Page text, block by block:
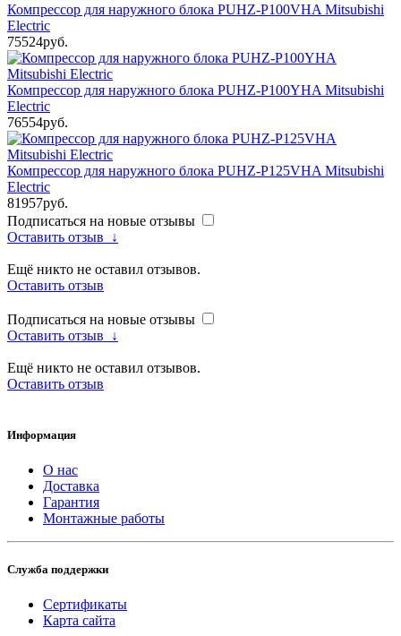
Компрессор для наружного блока PUHZ-P100VHA Mitsubishi
Electric
75524руб.
Компрессор для наружного блока PUHZ-P100YHA Mitsubishi
Electric
76554руб.
Компрессор для наружного блока PUHZ-P125VHA Mitsubishi
Electric
81957руб.
Подписаться на новые отзывы
Оставить отзыв
↓
Ещё никто не оставил отзывов.
Оставить отзыв
Подписаться на новые отзывы
Оставить отзыв
↓
Ещё никто не оставил отзывов.
Оставить отзыв
Информация
О нас
Доставка
Гарантия
Монтажные работы
Служба поддержки
Сертификаты
Карта сайта